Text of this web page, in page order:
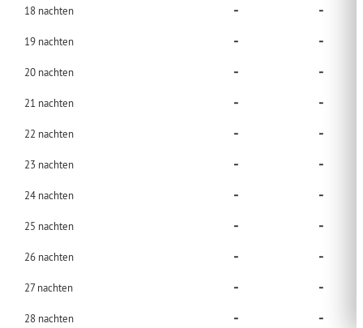
18 nachten - -
19 nachten - -
20 nachten - -
21 nachten - -
22 nachten - -
23 nachten - -
24 nachten - -
25 nachten - -
26 nachten - -
27nachten - -
28 nachten - -